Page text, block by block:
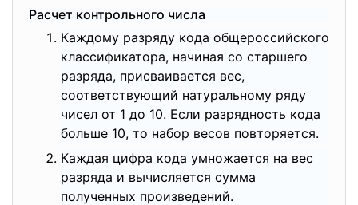
Расчет контрольного числа
Каждому разряду кода общероссийского
классификатора, начиная со старшего
разряда, присваивается вес,
соответствующий натуральному ряду
чисел от 1 до 10. Если разрядность кода
больше 10, то набор весов повторяется.
Каждая цифра кода умножается на вес
разряда и вычисляется сумма
полученных произведений.